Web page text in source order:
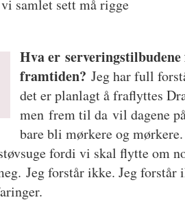
samlet sett må rigge
Hva er
framtiden? Jeg har full
det er planlagt å fraflyttes
men frem til da vil dagene
bare bli mørkere og
fordi vi skal flytte om
Jeg forstår ikke. Jeg forstår